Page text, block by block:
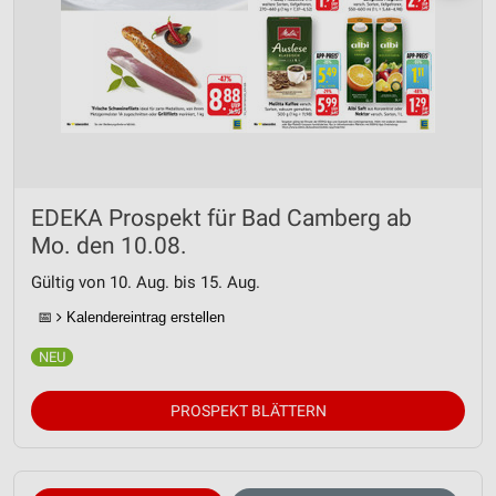
EDEKA Prospekt für Bad Camberg ab
Mo. den 10.08.
Gültig von 10. Aug. bis 15. Aug.
📅 Kalendereintrag erstellen
PROSPEKT BLÄTTERN